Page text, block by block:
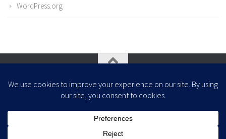
WordPress.org
- Zaprojektowany z